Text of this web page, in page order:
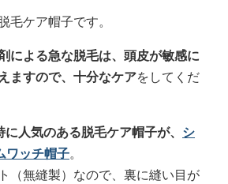
n
毛ケア帽子です。
による急な脱毛は、頭皮が敏感に
ますので、十分なケアをしてくだ
人気のある脱毛ケア帽子が、 シ
ワッチ帽子。
（無縫製）なので、裏に縫い目が